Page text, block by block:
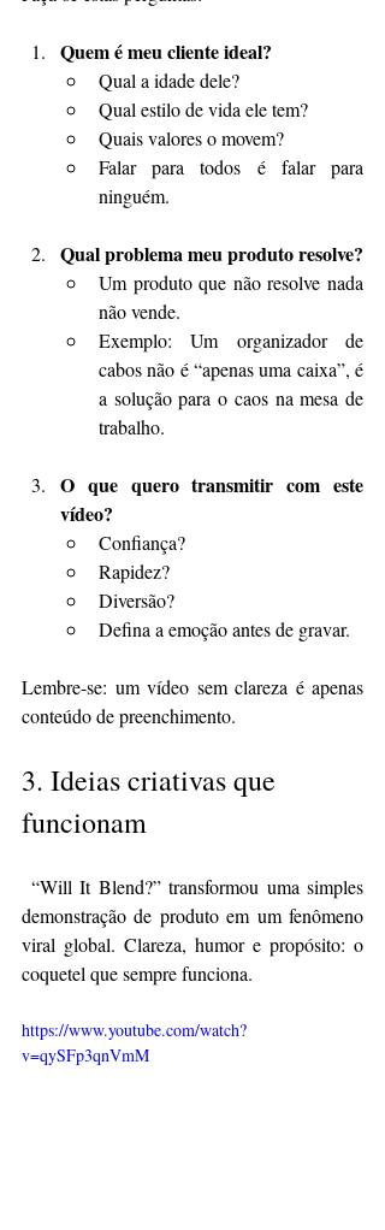
Quem é meu cliente ideal?
Qual a idade dele?
Qual estilo de vida ele tem?
Quais valores o movem?
Falar para todos é falar para
ninguém.
Qual problema meu produto resolve?
Um produto que não resolve nada
não vende.
Exemplo: Um organizador de
cabos não é “apenas uma caixa”, é
a solução para o caos na mesa de
trabalho.
O que quero transmitir com este
vídeo?
Confiança?
Rapidez?
Diversão?
Defina a emoção antes de gravar.
Lembre-se: um vídeo sem clareza é apenas
conteúdo de preenchimento.
3. Ideias criativas que
funcionam
“Will It Blend?” transformou uma simples
demonstração de produto em um fenômeno
viral global. Clareza, humor e propósito: o
coquetel que sempre funciona.
https://www.youtube.com/watch?
v=qySFp3qnVmM